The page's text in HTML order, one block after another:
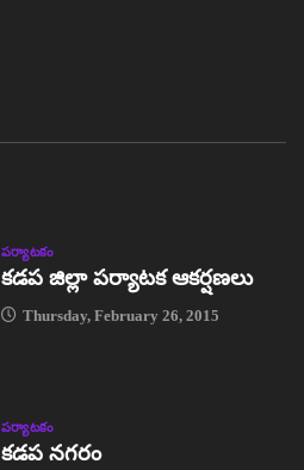
పర్యాటకం
కడప జిల్లా పర్యాటక ఆకర్షణలు
Thursday, February 26, 2015
పర్యాటకం
కడప నగరం